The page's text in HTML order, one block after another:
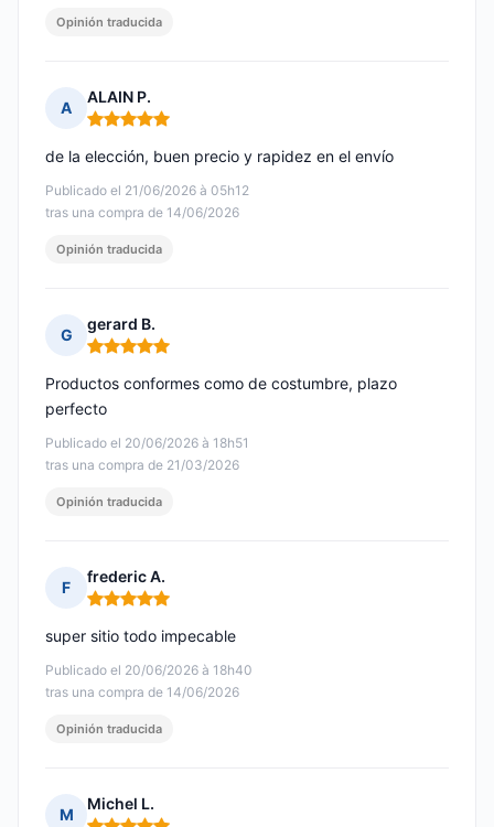
Opinión traducida
A
ALAIN P.
Nota: 5 de 5
Publicado el 21/06/2026 à 05h12
tras una compra de 14/06/2026
de la elección, buen precio y rapidez en el envío
Opinión traducida
G
gerard B.
Nota: 5 de 5
Publicado el 20/06/2026 à 18h51
tras una compra de 21/03/2026
Productos conformes como de costumbre, plazo
perfecto
Opinión traducida
F
frederic A.
Nota: 5 de 5
Publicado el 20/06/2026 à 18h40
tras una compra de 14/06/2026
super sitio todo impecable
Opinión traducida
M
Michel L.